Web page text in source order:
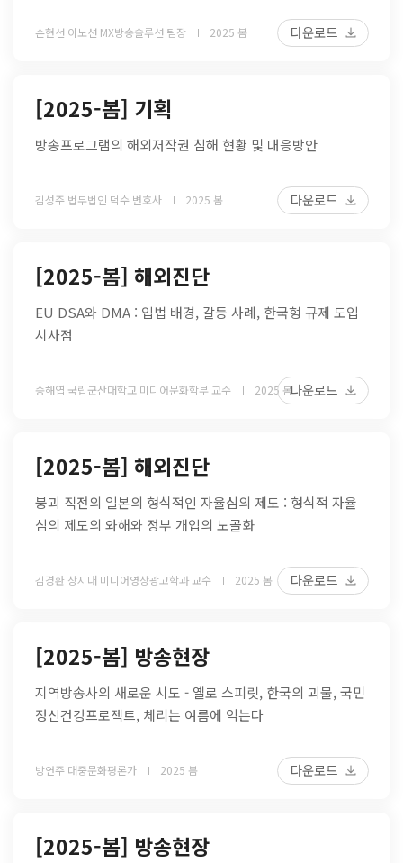
손현선 이노션 MX방송솔루션 팀장 2025 봄 다운로드
[2025-봄] 기획
방송프로그램의 해외저작권 침해 현황 및 대응방안
김성주 법무법인 덕수 변호사 2025 봄 다운로드
[2025-봄] 해외진단
EU DSA와 DMA : 입법 배경, 갈등 사례, 한국형 규제 도입
시사점
송해엽 국립군산대학교 미디어문화학부 교수 2025 봄다운로드
[2025-봄] 해외진단
붕괴 직전의 일본의 형식적인 자율심의 제도 : 형식적 자율
심의 제도의 와해와 정부 개입의 노골화
김경환 상지대 미디어영상광고학과 교수 2025 봄 다운로드
[2025-봄] 방송현장
지역방송사의 새로운 시도 - 옐로 스피릿, 한국의 괴물, 국민
정신건강프로젝트, 체리는 여름에 익는다
방연주 대중문화평론가 2025 봄 다운로드
[2025-봄] 방송현장